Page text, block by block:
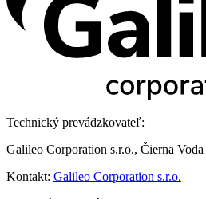
Technický prevádzkovateľ:
Galileo Corporation s.r.o., Čierna
Kontakt: Galileo Corporation s.r.o.